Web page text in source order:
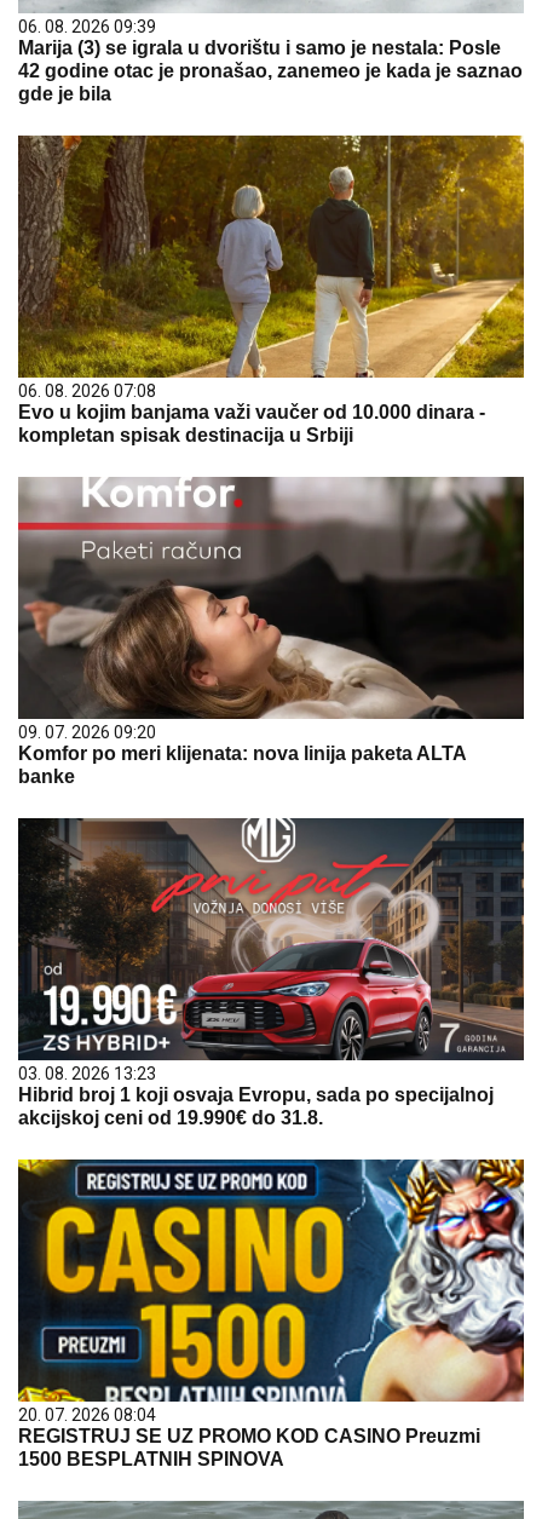
06. 08. 2026 09:39
Marija (3) se igrala u dvorištu i samo je nestala: Posle
42 godine otac je pronašao, zanemeo je kada je saznao
gde je bila
06. 08. 2026 07:08
Evo u kojim banjama važi vaučer od 10.000 dinara -
kompletan spisak destinacija u Srbiji
09. 07. 2026 09:20
Komfor po meri klijenata: nova linija paketa ALTA
banke
03. 08. 2026 13:23
Hibrid broj 1 koji osvaja Evropu, sada po specijalnoj
akcijskoj ceni od 19.990€ do 31.8.
20. 07. 2026 08:04
REGISTRUJ SE UZ PROMO KOD CASINO Preuzmi
1500 BESPLATNIH SPINOVA